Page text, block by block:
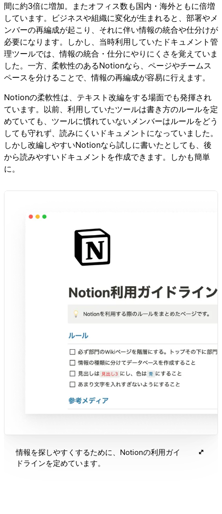
間に約3倍に増加。またオフィス数も国内・海外ともに倍増
しています。ビジネスや組織に変化が生まれると、部署やメ
ンバーの再編成が起こり、それに伴い情報の統合や仕分けが
必要になります。しかし、当時利用していたドキュメント管
理ツールでは、情報の統合・仕分にやりにくさを覚えていま
した。一方、柔軟性のあるNotionなら、ページやチームス
ペースを分けることで、情報の再編成が容易に行えます。
Notionの柔軟性は、テキスト改編をする場面でも発揮され
ています。以前、利用していたツールは書き方のルールを定
めていても、ツールに慣れていないメンバーはルールをどう
しても守れず、読みにくいドキュメントになっていました。
しかし改編しやすいNotionなら試しに書いたとしても、後
から読みやすいドキュメントを作成できます。しかも簡単
に。
情報を探しやすくするために、Notionの利用ガイ
ドラインを定めています。